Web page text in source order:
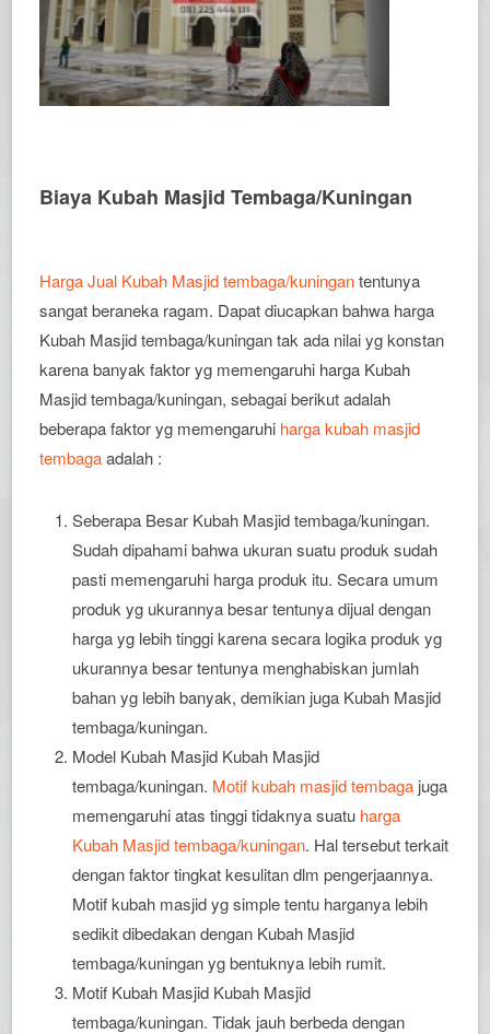
Biaya Kubah Masjid Tembaga/Kuningan
Harga Jual Kubah Masjid tembaga/kuningantentunya
sangat beraneka ragam. Dapat diucapkan bahwa harga
Kubah Masjid tembaga/kuningan tak ada nilai yg konstan
karena banyak faktor yg memengaruhi harga Kubah
Masjid tembaga/kuningan, sebagai berikut adalah
beberapa faktor yg memengaruhi harga kubah masjid
tembagaadalah :
Seberapa Besar Kubah Masjid tembaga/kuningan.
Sudah dipahami bahwa ukuran suatu produk sudah
pasti memengaruhi harga produk itu. Secara umum
produk yg ukurannya besar tentunya dijual dengan
harga yg lebih tinggi karena secara logika produk yg
ukurannya besar tentunya menghabiskan jumlah
bahan yg lebih banyak, demikian juga Kubah Masjid
tembaga/kuningan.
Model Kubah Masjid Kubah Masjid
tembaga/kuningan. Motif kubah masjid tembaga juga
memengaruhi atas tinggi tidaknya suatu harga
Kubah Masjid tembaga/kuningan. Hal tersebut terkait
dengan faktor tingkat kesulitan dlm pengerjaannya.
Motif kubah masjid yg simple tentu harganya lebih
sedikit dibedakan dengan Kubah Masjid
tembaga/kuningan yg bentuknya lebih rumit.
Motif Kubah Masjid Kubah Masjid
tembaga/kuningan. Tidak jauh berbeda dengan